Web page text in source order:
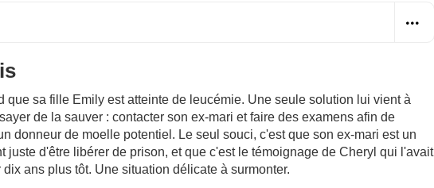
que sa fille Emily est atteinte de leucémie. Une seule solution lui vient à
de la sauver : contacter son ex-mari et faire des examens afin de
donneur de moelle potentiel. Le seul souci, c'est que son ex-mari est un
juste d'être libérer de prison, et que c'est le témoignage de Cheryl qui l'avait
ans plus tôt. Une situation délicate à surmonter.